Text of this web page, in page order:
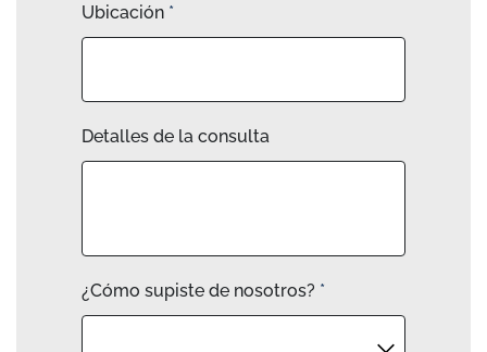
Ubicación *
Detalles de la consulta
¿Cómo supiste de nosotros? *